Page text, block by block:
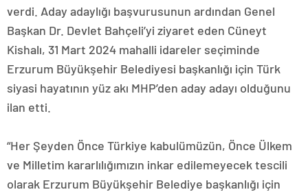
verdi. Aday adaylığı başvurusunun ardından Genel
Başkan Dr. Devlet Bahçeli’yi ziyaret eden Cüneyt
Kishalı, 31 Mart 2024 mahalli idareler seçiminde
Erzurum Büyükşehir Belediyesi başkanlığı için Türk
siyasi hayatının yüz akı MHP’den aday adayı olduğunu
ilan etti.
“Her Şeyden Önce Türkiye kabulümüzün, Önce Ülkem
ve Milletim kararlılığımızın inkar edilemeyecek tescili
olarak Erzurum Büyükşehir Belediye başkanlığı için